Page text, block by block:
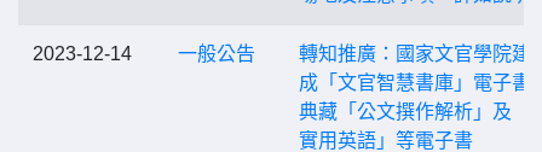
2023-12-14 一般公告
轉知推廣：國家文官學院建
成「文官智慧書庫」電子書
典藏「公文撰作解析」及「
實用英語」等電子書